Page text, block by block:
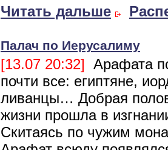
Читать дальше
Палач по Иерусалиму
[13.07 20:32] Арафата
почти все: египтяне,
ливанцы… Добрая
жизни прошла в
Скитаясь по чужим